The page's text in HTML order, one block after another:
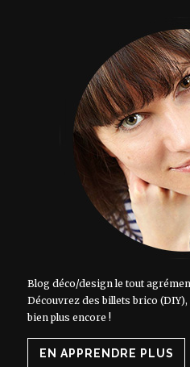
Blog déco/design le tout
Découvrez des billets brico
bien plus encore !
EN APPRENDRE PLUS